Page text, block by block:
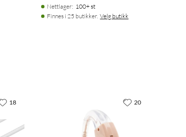
Nettlager: 100+ st
Finnes i 25 butikker. Velg butikk
18 20